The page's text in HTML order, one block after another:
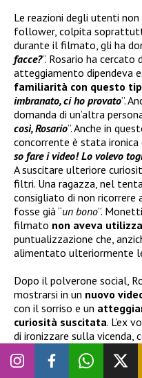
Le reazioni degli utenti
follower, colpita
durante il filmato, gli ha
facce?”. Rosario ha cercato
atteggiamento dipendeva
familiarità con questo
imbranato, ci ho provato”.
domanda di un’altra
così, Rosario”. Anche in
concorrente è stata ironica
so fare i video! Lo volevo
A suscitare ulteriore
filtri. Una ragazza, nel
consigliato di non
fosse già “un bono”.
filmato non aveva
puntualizzazione che,
alimentato ulteriormente
Dopo il polverone social,
mostrarsi in un nuovo
con il sorriso e un
curiosità suscitata. L’ex
di ironizzare sulla vicenda,
presunto cambiamento
telecamera.